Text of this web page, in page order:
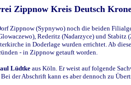
Zippnow Kreis Deutsch
Zippnow (Sypnywo) noch die beiden
Rederitz (Nadarzyce) und
in Doderlage wurden errichtet. Ab
- in Zippnow getauft worden.
Lüdtke aus Köln. Er weist auf folgende
der Abschrift kann es aber dennoch zu